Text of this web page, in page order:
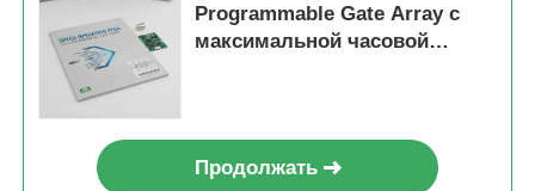
Programmable Gate Array с
максимальной часовой
напряжением питания от 2,7 В
до 5,5 В
Продолжать